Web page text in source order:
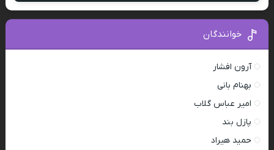
خوانندگان
آرون افشار
بهنام بانی
امیر عباس گلاب
پازل بند
حمید هیراد